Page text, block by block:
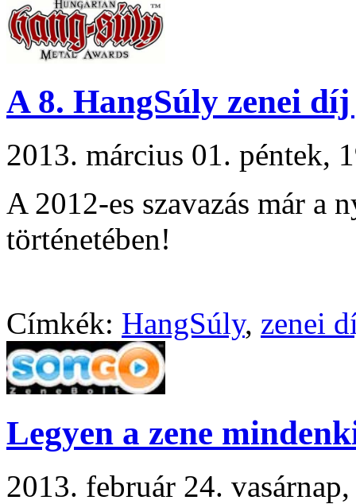
A 8. HangSúly zenei
2013. március 01.
A 2012-es szavazás már a
történetében!
Címkék: HangSúly, zenei
Legyen a zene
2013. február 24.